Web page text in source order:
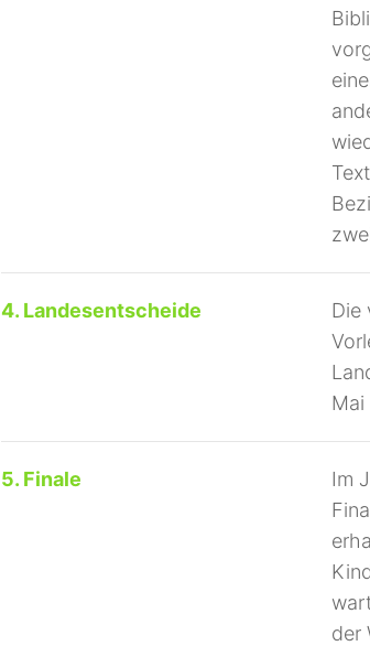
4. Landesentscheide
Die
Mai
5. Finale
Im
der